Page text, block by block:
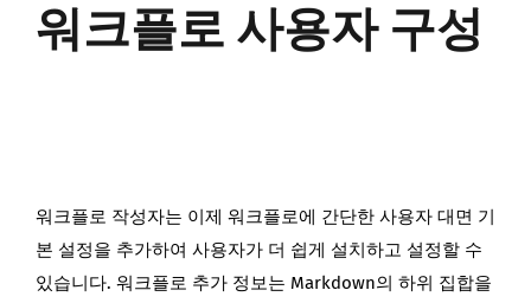
워크플로 사용자 구성
워크플로 작성자는 이제 워크플로에 간단한 사용자 대면 기
본 설정을 추가하여 사용자가 더 쉽게 설치하고 설정할 수
있습니다. 워크플로 추가 정보는 Markdown의 하위 집합을